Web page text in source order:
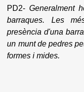
PD2-Generalment
barraques. Les
presència d'una
un munt de pedres
formes i mides.